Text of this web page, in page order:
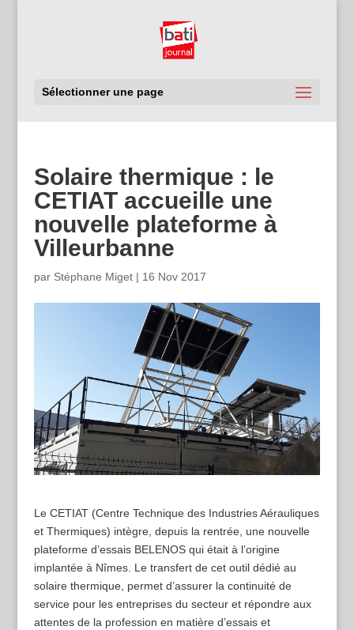
Sélectionner une page
Solaire thermique : le
CETIAT accueille une
nouvelle plateforme à
Villeurbanne
par Stéphane Miget| 16 Nov 2017
Le CETIAT (Centre Technique des Industries Aérauliques
et Thermiques) intègre, depuis la rentrée, une nouvelle
plateforme d’essais BELENOS qui était à l’origine
implantée à Nîmes. Le transfert de cet outil dédié au
solaire thermique, permet d’assurer la continuité de
service pour les entreprises du secteur et répondre aux
attentes de la profession en matière d’essais et